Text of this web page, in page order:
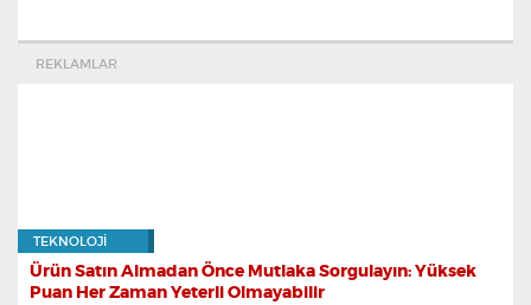
REKLAMLAR
TEKNOLOJI
Ürün Satın Almadan Önce Mutlaka Sorgulayın: Yüksek
Puan Her Zaman Yeterli Olmayabilir